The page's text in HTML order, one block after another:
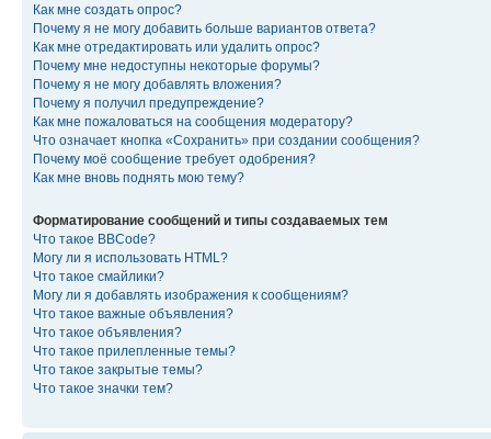
Как мне создать опрос?
Почему я не могу добавить больше вариантов ответа?
Как мне отредактировать или удалить опрос?
Почему мне недоступны некоторые форумы?
Почему я не могу добавлять вложения?
Почему я получил предупреждение?
Как мне пожаловаться на сообщения модератору?
Что означает кнопка «Сохранить» при создании сообщения?
Почему моё сообщение требует одобрения?
Как мне вновь поднять мою тему?
Форматирование сообщений и типы создаваемых тем
Что такое BBCode?
Могу ли я использовать HTML?
Что такое смайлики?
Могу ли я добавлять изображения к сообщениям?
Что такое важные объявления?
Что такое объявления?
Что такое прилепленные темы?
Что такое закрытые темы?
Что такое значки тем?